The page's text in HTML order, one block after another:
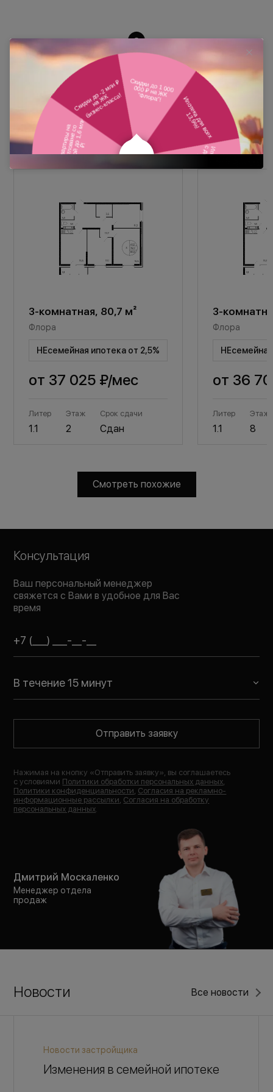
Похожие планировки
3-комнатная, 80,7 м²
Флора
НЕсемейная ипотека от 2,5%
от 37 025 ₽/мес
Литер
1.1
Этаж
2
Срок сдачи
Сдан
3-
Флора
от 36
Литер
1.1
Этаж
8
Смотреть похожие
Консультация
Ваш персональный менеджер
свяжется с Вами в удобное для Вас
время
В течение 15 минут
Отправить заявку
Нажимая на кнопку «Отправить заявку», вы соглашаетесь
с условиями Политики обработки персональных данных
Политики конфиденциальности Согласия на рекламно-
информационные рассылки Согласия на обработку
персональных данных
Дмитрий Москаленко
Менеджер отдела
продаж
Новости Все новости
Новости застройщика
Изменения в семейной ипотеке